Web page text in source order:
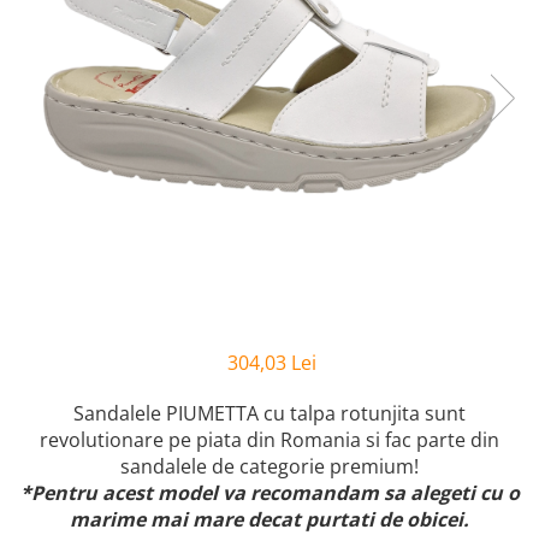
Vesna
Dr. Feet
304,03 Lei
Sandalele PIUMETTA cu talpa rotunjita sunt
revolutionare pe piata din Romania si fac parte din
sandalele de categorie premium!
*Pentru acest model va recomandam sa alegeti cu o
marime mai mare decat purtati de obicei.